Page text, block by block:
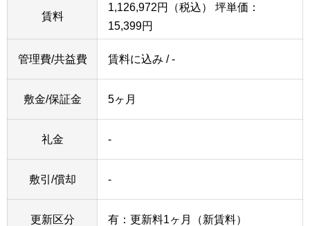
賃料
1,126,972円（税込） 坪単価：
15,399円
管理費/共益費 賃料に込み / -
敷金/保証金 5ヶ月
礼金 -
敷引/償却 -
更新区分 有：更新料1ヶ月（新賃料）